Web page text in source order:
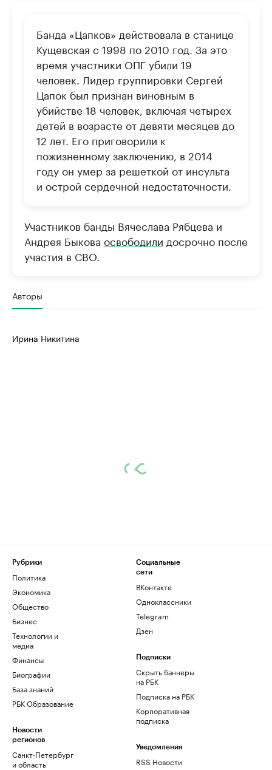
Банда «Цапков» действовала в станице
Кущевская с 1998 по 2010 год. За это
время участники ОПГ убили 19
человек. Лидер группировки Сергей
Цапок был признан виновным в
убийстве 18 человек, включая четырех
детей в возрасте от девяти месяцев до
12 лет. Его приговорили к
пожизненному заключению, в 2014
году он умер за решеткой от инсульта
и острой сердечной недостаточности.
Участников банды Вячеслава Рябцева и
Андрея Быкова освободили досрочно после
участия в СВО.
Авторы
Ирина Никитина
Рубрики
Политика
Экономика
Общество
Бизнес
Технологии и
медиа
Финансы
Биографии
База знаний
РБК Образование
Новости
регионов
Санкт-Петербург
и область
Социальные
сети
ВКонтакте
Одноклассники
Telegram
Дзен
Подписки
Скрыть баннеры
на РБК
Подписка на РБК
Корпоративная
подписка
Уведомления
RSS Новости